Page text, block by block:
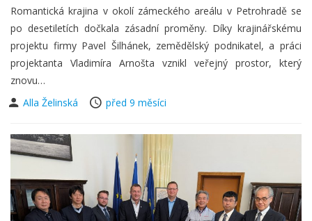
Romantická krajina v okolí zámeckého areálu v Petrohradě se
po desetiletích dočkala zásadní proměny. Díky krajinářskému
projektu firmy Pavel Šilhánek, zemědělský podnikatel, a práci
projektanta Vladimíra Arnošta vznikl veřejný prostor, který
znovu…
Alla Želinská
před 9 měsíci